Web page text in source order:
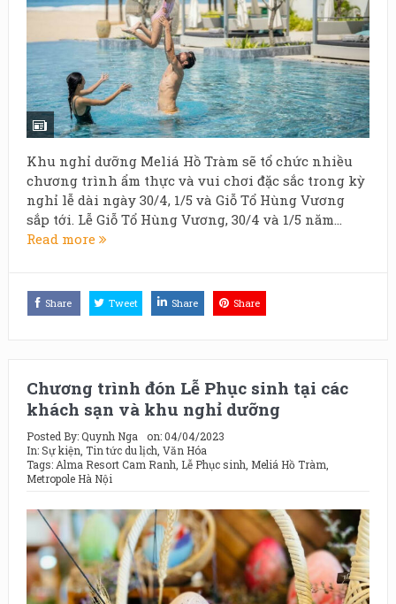
Khu nghỉ dưỡng Meliá Hồ Tràm sẽ tổ chức nhiều
chương trình ẩm thực và vui chơi đặc sắc trong kỳ
nghỉ lễ dài ngày 30/4, 1/5 và Giỗ Tổ Hùng Vương
sắp tới. Lễ Giỗ Tổ Hùng Vương, 30/4 và 1/5 năm...
Read more
Share Tweet Share Share
Chương trình đón Lễ Phục sinh tại các
khách sạn và khu nghỉ dưỡng
Posted By:Quynh Nga on:04/04/2023
In:Sự kiện Tin tức du lịch Văn Hóa
Tags: Alma Resort Cam Ranh Lễ Phục sinh Meliá Hồ Tràm
Metropole Hà Nội